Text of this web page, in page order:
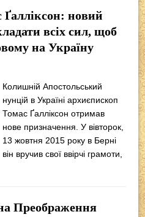
новий
всіх сил, щоб
на Україну
Колишній Апостольський
нунцій в Україні архиєпископ
Томас Ґалліксон отримав
нове призначення. У вівторок,
13 жовтня 2015 року в Берні
він вручив свої ввірчі грамоти,
Преображення